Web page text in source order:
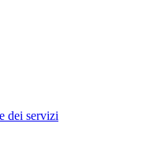
dei servizi